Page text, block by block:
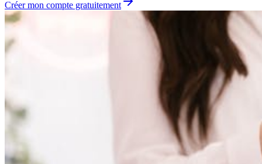
Créer mon compte gratuitement